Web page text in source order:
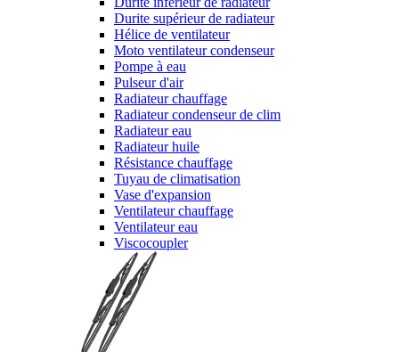
Durite supérieur de radiateur
Hélice de ventilateur
Moto ventilateur condenseur
Pompe à eau
Pulseur d'air
Radiateur chauffage
Radiateur condenseur de clim
Radiateur eau
Radiateur huile
Résistance chauffage
Tuyau de climatisation
Vase d'expansion
Ventilateur chauffage
Ventilateur eau
Viscocoupler